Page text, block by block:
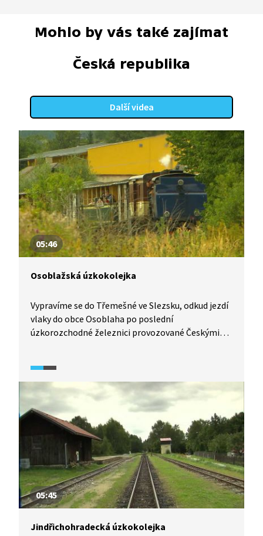
Mohlo by vás také zajímat
Česká republika
Další videa
05:46
Osoblažská úzkokolejka
Vypravíme se do Třemešné ve Slezsku, odkud jezdí
vlaky do obce Osoblaha po poslední
úzkorozchodné železnici provozované Českými
bude představena historie trati i současný provoz.
05:45
Jindřichohradecká úzkokolejka